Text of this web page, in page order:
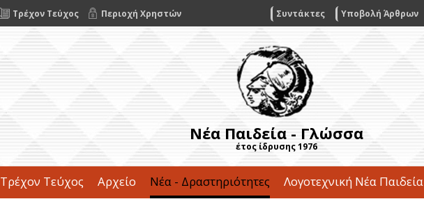
Τρέχον Τεύχος Περιοχή Χρηστών Συντάκτες Υποβολή Άρθρων
Νέα Παιδεία - Γλώσσα
έτος ίδρυσης 1976
Τρέχον Τεύχος Αρχείο Νέα - Δραστηριότητες Λογοτεχνική Νέα Παιδεία